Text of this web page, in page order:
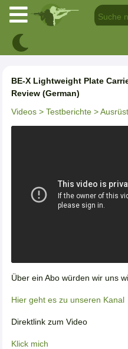
BE-X Lightweight Plate
Review (German)
Videos > Testberichte >
Über ein Abo würden wir uns
Hier geht es zu unseren Kanal
Direktlink zum Video
Klick mich